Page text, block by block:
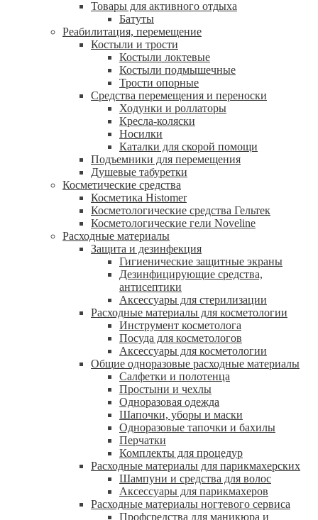
Товары для активного отдыха
Батуты
Реабилитация, перемещение
Костыли и трости
Костыли локтевые
Костыли подмышечные
Трости опорные
Средства перемещения и переноски
Ходунки и роллаторы
Кресла-коляски
Носилки
Каталки для скорой помощи
Подъемники для перемещения
Душевые табуретки
Косметические средства
Косметика Histomer
Косметологические средства Гельтек
Косметологические гели Noveline
Расходные материалы
Защита и дезинфекция
Гигиенические защитные экраны
Дезинфицирующие средства,
антисептики
Аксессуары для стерилизации
Расходные материалы для косметологии
Инструмент косметолога
Посуда для косметологов
Аксессуары для косметологии
Общие одноразовые расходные материалы
Салфетки и полотенца
Простыни и чехлы
Одноразовая одежда
Шапочки, уборы и маски
Одноразовые тапочки и бахилы
Перчатки
Комплекты для процедур
Расходные материалы для парикмахерских
Шампуни и средства для волос
Аксессуары для парикмахеров
Расходные материалы ногтевого сервиса
Профсредства для маникюра и